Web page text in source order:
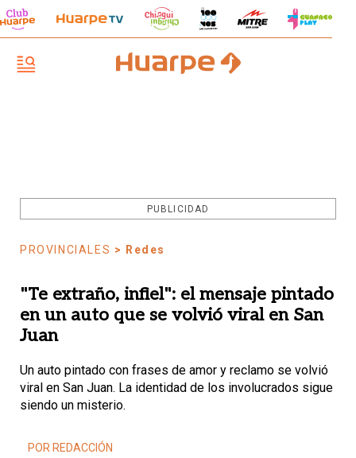
PUBLICIDAD
PROVINCIALES > Redes
"Te extraño, infiel": el mensaje pintado
en un auto que se volvió viral en San
Juan
Un auto pintado con frases de amor y reclamo se volvió
viral en San Juan. La identidad de los involucrados sigue
siendo un misterio.
POR REDACCIÓN